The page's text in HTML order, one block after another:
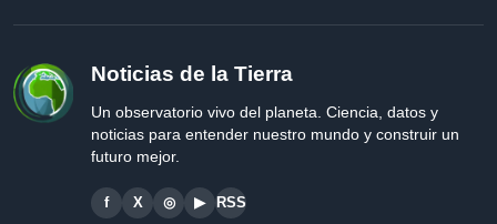
Noticias de la Tierra
Un observatorio vivo del planeta. Ciencia, datos y
noticias para entender nuestro mundo y construir un
futuro mejor.
f X ◎ ▶ RSS